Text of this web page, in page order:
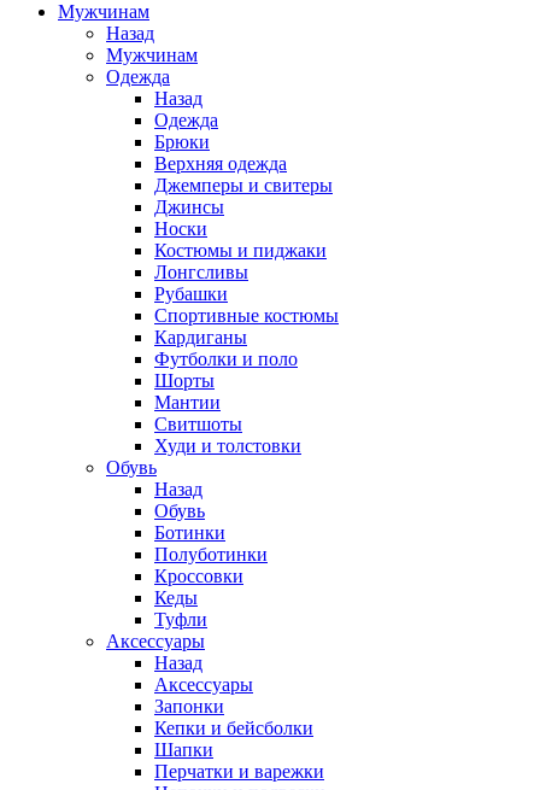
Мужчинам
Назад
Мужчинам
Одежда
Назад
Одежда
Брюки
Верхняя одежда
Джемперы и свитеры
Джинсы
Носки
Костюмы и пиджаки
Лонгсливы
Рубашки
Спортивные костюмы
Кардиганы
Футболки и поло
Шорты
Мантии
Свитшоты
Худи и толстовки
Обувь
Назад
Обувь
Ботинки
Полуботинки
Кроссовки
Кеды
Туфли
Аксессуары
Назад
Аксессуары
Запонки
Кепки и бейсболки
Шапки
Перчатки и варежки